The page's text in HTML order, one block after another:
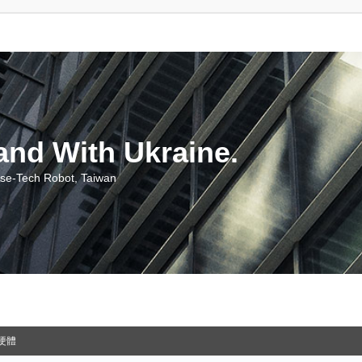
With Ukraine.
Tech Robot, Taiwan
體